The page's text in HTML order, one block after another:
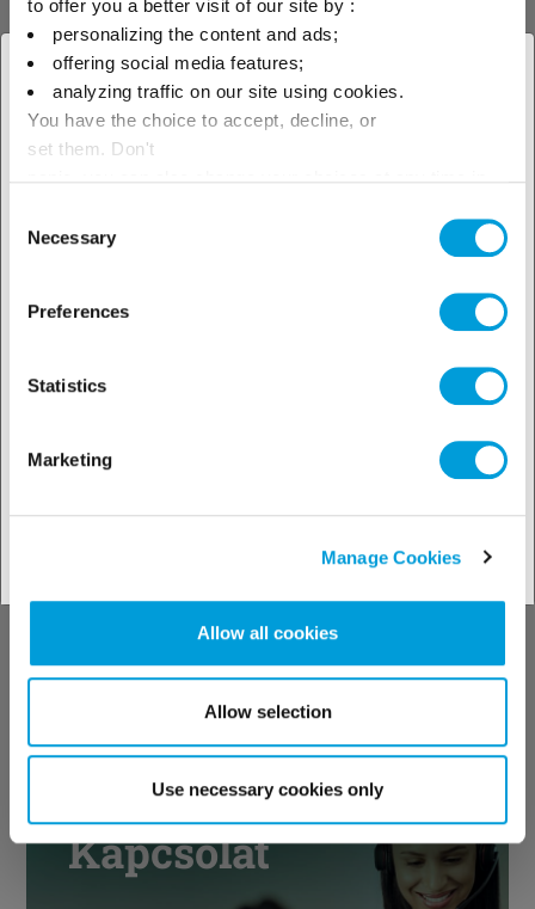
to offer you a better visit of our site by :
personalizing the content and ads;
offering social media features;
analyzing traffic on our site using cookies.
You have the choice to accept, decline, or
set them. Don't
Selection
Necessary
Preferences
Statistics
Marketing
Manage Cookies
Allow all cookies
Allow selection
Use necessary cookies only
× Bezár
Adja meg tartózkodási helyét
Fedezze fel
termékeinket!
Fedezze fel
műszaki
támogatásunkat!
Műszaki eszközeinkhez
Kapcsolat